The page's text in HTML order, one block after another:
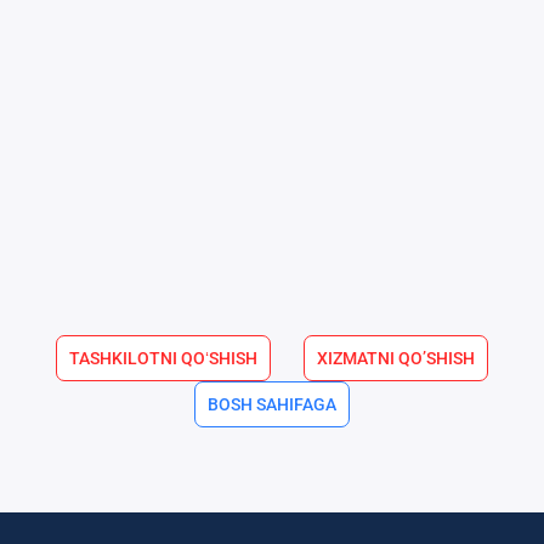
TASHKILOTNI QOʻSHISH XIZMATNI QO’SHISH
BOSH SAHIFAGA